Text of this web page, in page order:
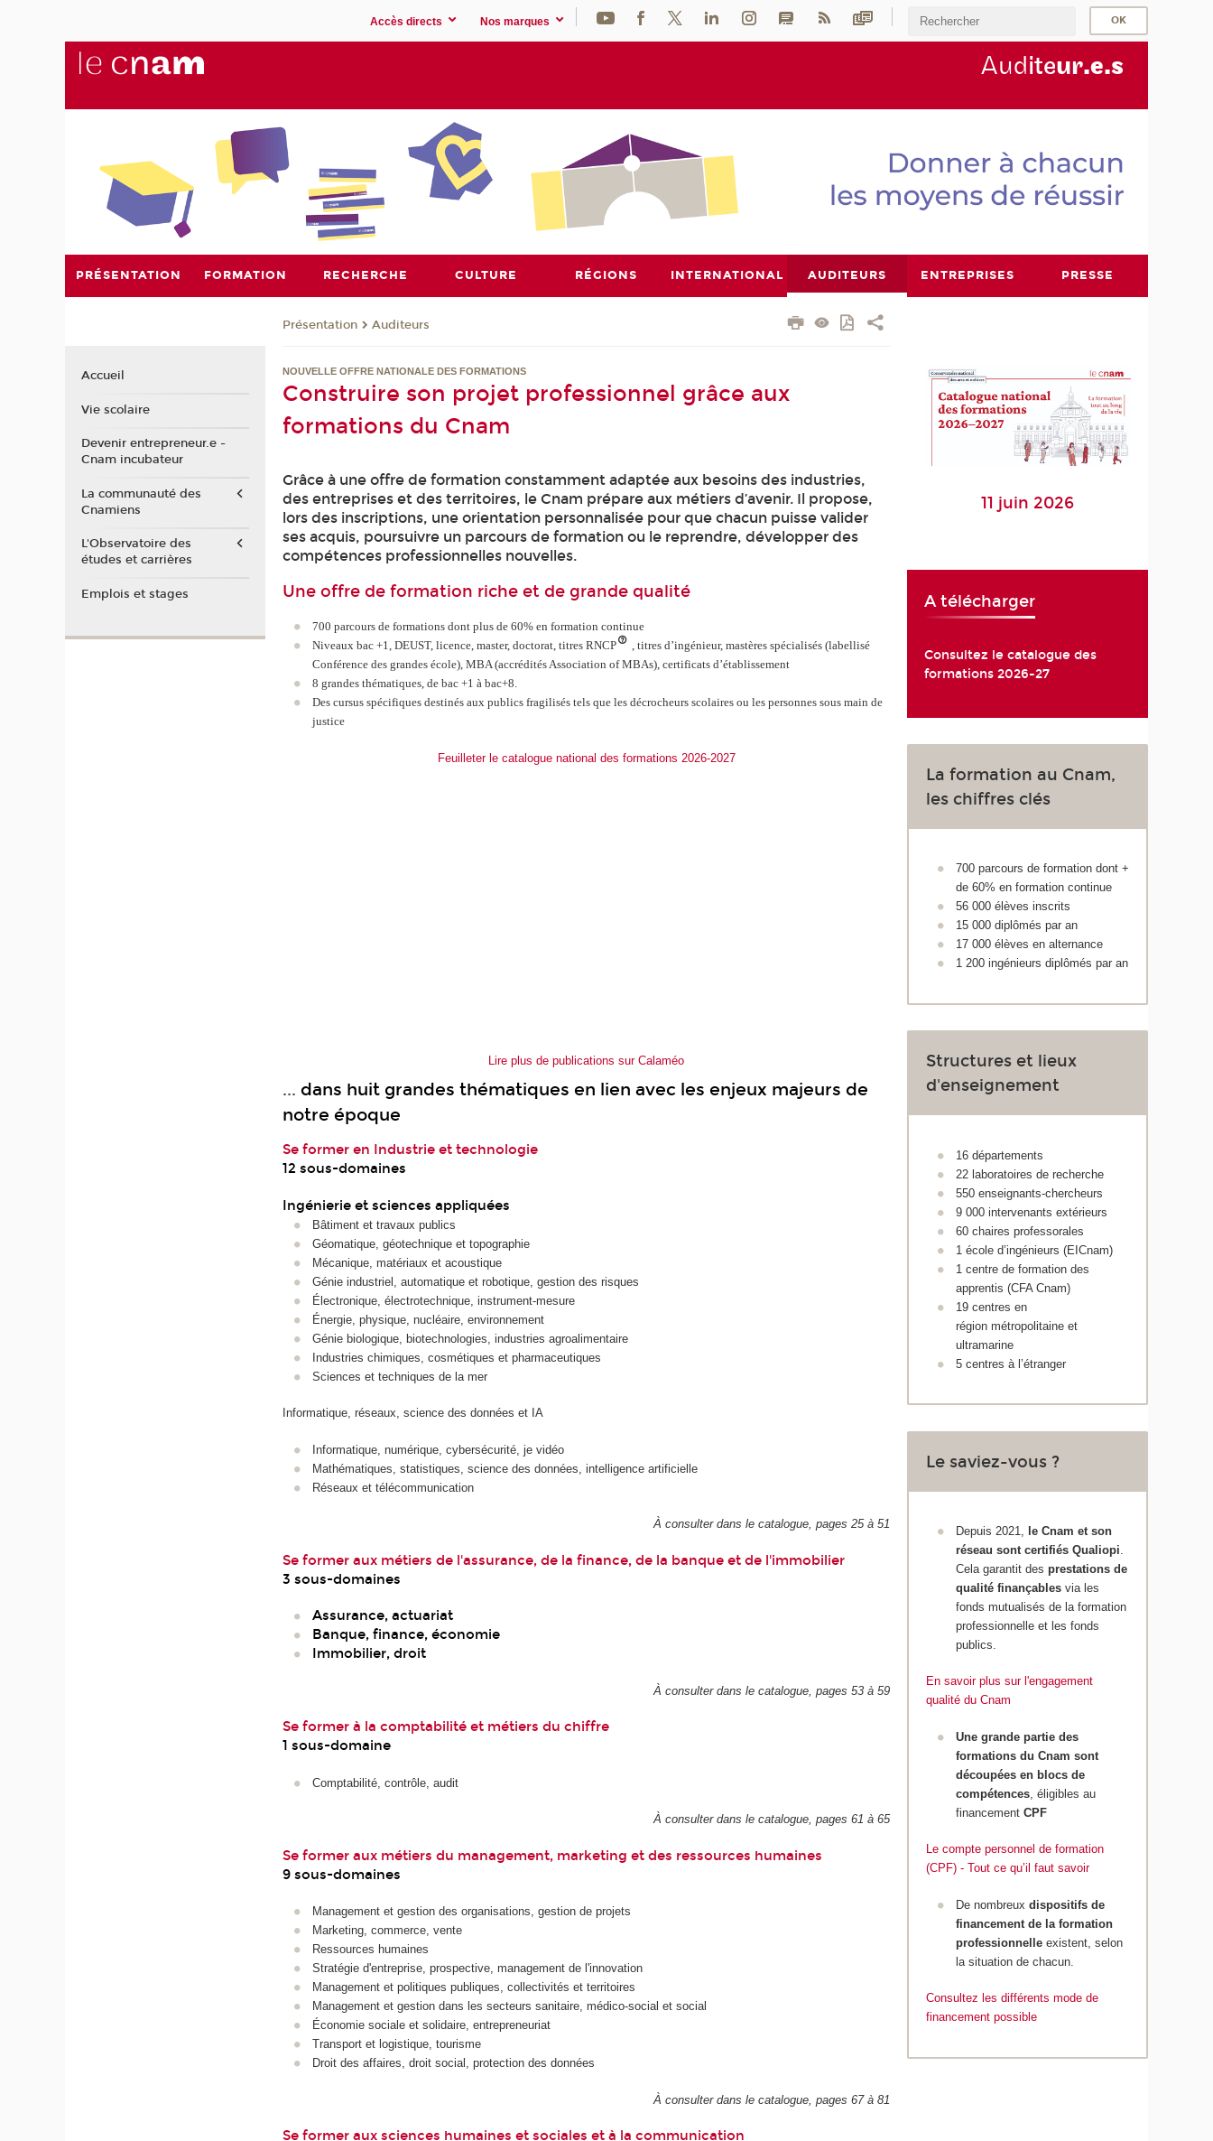
Accès directs Nos marques
Auditeur.e.s
PRÉSENTATION FORMATION RECHERCHE CULTURE RÉGIONS INTERNATIONAL AUDITEURS ENTREPRISES PRESSE
Présentation Auditeurs
NOUVELLE OFFRE NATIONALE DES FORMATIONS
Construire son projet professionnel grâce aux
formations du Cnam
Grâce à une offre de formation constamment adaptée aux besoins des industries,
des entreprises et des territoires, le Cnam prépare aux métiers d’avenir. Il propose,
lors des inscriptions, une orientation personnalisée pour que chacun puisse valider
ses acquis, poursuivre un parcours de formation ou le reprendre, développer des
compétences professionnelles nouvelles.
Une offre de formation riche et de grande qualité
700 parcours de formations dont plus de 60% en formation continue
Niveaux bac +1, DEUST, licence, master, doctorat, titres RNCP
, titres d’ingénieur, mastères spécialisés (labellisé
Conférence des grandes école), MBA (accrédités Association of MBAs), certificats d’établissement
8 grandes thématiques, de bac +1 à bac+8.
Des cursus spécifiques destinés aux publics fragilisés tels que les décrocheurs scolaires ou les personnes sous main de
justice
Feuilleter le catalogue national des formations 2026-2027
Lire plus de publications sur Calaméo
... dans huit grandes thématiques en lien avec les enjeux majeurs de
notre époque
Se former en Industrie et technologie
12 sous-domaines
Ingénierie et sciences appliquées
Bâtiment et travaux publics
Géomatique, géotechnique et topographie
Mécanique, matériaux et acoustique
Génie industriel, automatique et robotique, gestion des risques
Électronique, électrotechnique, instrument-mesure
Énergie, physique, nucléaire, environnement
Génie biologique, biotechnologies, industries agroalimentaire
Industries chimiques, cosmétiques et pharmaceutiques
Sciences et techniques de la mer
Informatique, réseaux, science des données et IA
Informatique, numérique, cybersécurité, je vidéo
Mathématiques, statistiques, science des données, intelligence artificielle
Réseaux et télécommunication
À consulter dans le catalogue, pages 25 à 51
Se former aux métiers de l'assurance, de la finance, de la banque et de l'immobilier
3 sous-domaines
Assurance, actuariat
Banque, finance, économie
Immobilier, droit
À consulter dans le catalogue, pages 53 à 59
Se former à la comptabilité et métiers du chiffre
1 sous-domaine
Comptabilité, contrôle, audit
À consulter dans le catalogue, pages 61 à 65
Se former aux métiers du management, marketing et des ressources humaines
9 sous-domaines
Management et gestion des organisations, gestion de projets
Marketing, commerce, vente
Ressources humaines
Stratégie d'entreprise, prospective, management de l'innovation
Management et politiques publiques, collectivités et territoires
Management et gestion dans les secteurs sanitaire, médico-social et social
Économie sociale et solidaire, entrepreneuriat
Transport et logistique, tourisme
Droit des affaires, droit social, protection des données
À consulter dans le catalogue, pages 67 à 81
Se former aux sciences humaines et sociales et à la communication
11 juin 2026
A télécharger
Consultez le catalogue des
formations 2026-27
La formation au Cnam,
les chiffres clés
700 parcours de formation dont +
de 60% en formation continue
56 000 élèves inscrits
15 000 diplômés par an
17 000 élèves en alternance
1 200 ingénieurs diplômés par an
Structures et lieux
d'enseignement
16 départements
22 laboratoires de recherche
550 enseignants-chercheurs
9 000 intervenants extérieurs
60 chaires professorales
1 école d’ingénieurs (EICnam)
1 centre de formation des
apprentis (CFA Cnam)
19 centres en
région métropolitaine et
ultramarine
5 centres à l’étranger
Le saviez-vous ?
Depuis 2021,
le Cnam et son
réseau sont certifiés Qualiopi
Cela garantit des prestations de
qualité finançablesvia les
fonds mutualisés de la formation
professionnelle et les fonds
publics.
En savoir plus sur l'engagement
qualité du Cnam
Une grande partie des
formations du Cnam sont
découpées en blocs de
compétences, éligibles au
financement CPF
Le compte personnel de formation
(CPF) - Tout ce qu’il faut savoir
De nombreux dispositifs de
financement de la formation
professionnelleexistent, selon
la situation de chacun.
Consultez les différents mode de
financement possible
Accueil
Vie scolaire
Devenir entrepreneur.e -
Cnam incubateur
La communauté des
Cnamiens
L'Observatoire des
études et carrières
Emplois et stages